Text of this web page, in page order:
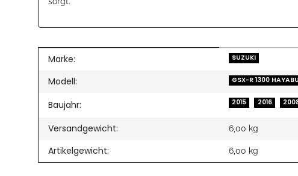
Produkteigenschaft
Wert
Marke: SUZUKI
Modell: GSX-R 1300
Baujahr: 2015 2016
Versandgewicht: 6,00 kg
Artikelgewicht: 6,00 kg